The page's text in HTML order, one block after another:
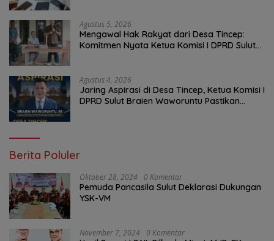
Agustus 5, 2026
Mengawal Hak Rakyat dari Desa Tincep:
Komitmen Nyata Ketua Komisi I DPRD Sulut
Agustus 4, 2026
Jaring Aspirasi di Desa Tincep, Ketua Komisi I
DPRD Sulut Braien Waworuntu Pastikan
Berita Poluler
Oktober 28, 2024 0 Komentar
Pemuda Pancasila Sulut Deklarasi Dukungan
YSK-VM
November 7, 2024 0 Komentar